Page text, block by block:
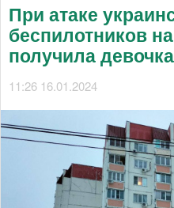
При атаке
беспилотников
получила девочка
11:26 16.01.2024